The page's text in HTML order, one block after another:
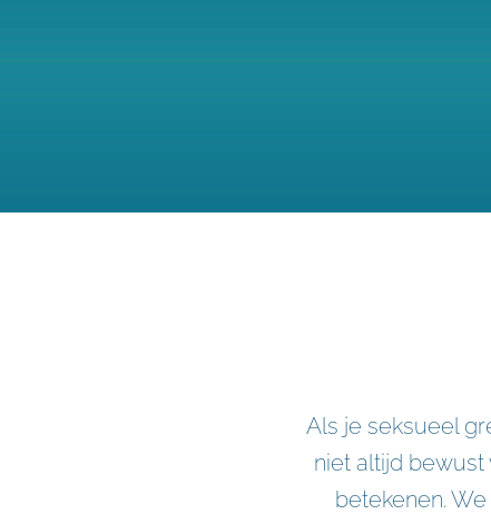
Als je seksueel
niet altijd bewust
betekenen.